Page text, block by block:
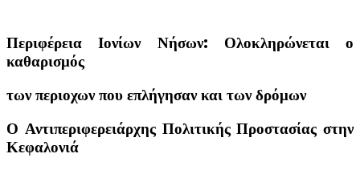
Περιφέρεια Ιονίων Νήσων: Ολοκληρώνεται ο
καθαρισμός
των περιοχων που επλήγησαν και των δρόμων
Ο Αντιπεριφερειάρχης Πολιτικής Προστασίας στην
Κεφαλονιά